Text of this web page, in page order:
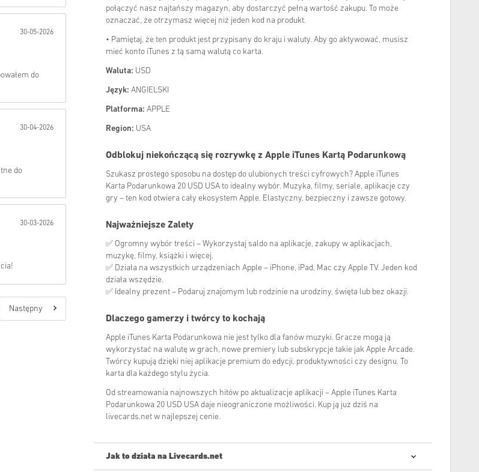
30-05-2026
do
30-04-2026
do
30-03-2026
Następny
połączyć nasz najtańszy magazyn, aby dostarczyć pełną wartość zakupu. To może
oznaczać, że otrzymasz więcej niż jeden kod na produkt.
• Pamiętaj, że ten produkt jest przypisany do kraju i waluty. Aby go aktywować, musisz
mieć konto iTunes z tą samą walutą co karta.
Waluta: USD
Język: ANGIELSKI
Platforma: APPLE
Region: USA
Odblokuj niekończącą się rozrywkę z Apple iTunes Kartą Podarunkową
Szukasz prostego sposobu na dostęp do ulubionych treści cyfrowych? Apple iTunes
Karta Podarunkowa 20 USD USA to idealny wybór. Muzyka, filmy, seriale, aplikacje czy
gry – ten kod otwiera cały ekosystem Apple. Elastyczny, bezpieczny i zawsze gotowy.
Najważniejsze Zalety
✅ Ogromny wybór treści – Wykorzystaj saldo na aplikacje, zakupy w aplikacjach,
muzykę, filmy, książki i więcej.
✅ Działa na wszystkich urządzeniach Apple – iPhone, iPad, Mac czy Apple TV. Jeden kod
działa wszędzie.
✅ Idealny prezent – Podaruj znajomym lub rodzinie na urodziny, święta lub bez okazji.
Dlaczego gamerzy i twórcy to kochają
Apple iTunes Karta Podarunkowa nie jest tylko dla fanów muzyki. Gracze mogą ją
wykorzystać na walutę w grach, nowe premiery lub subskrypcje takie jak Apple Arcade.
Twórcy kupują dzięki niej aplikacje premium do edycji, produktywności czy designu. To
karta dla każdego stylu życia.
Od streamowania najnowszych hitów po aktualizacje aplikacji – Apple iTunes Karta
Podarunkowa 20 USD USA daje nieograniczone możliwości. Kup ją już dziś na
livecards.net w najlepszej cenie.
Jak to działa na Livecards.net